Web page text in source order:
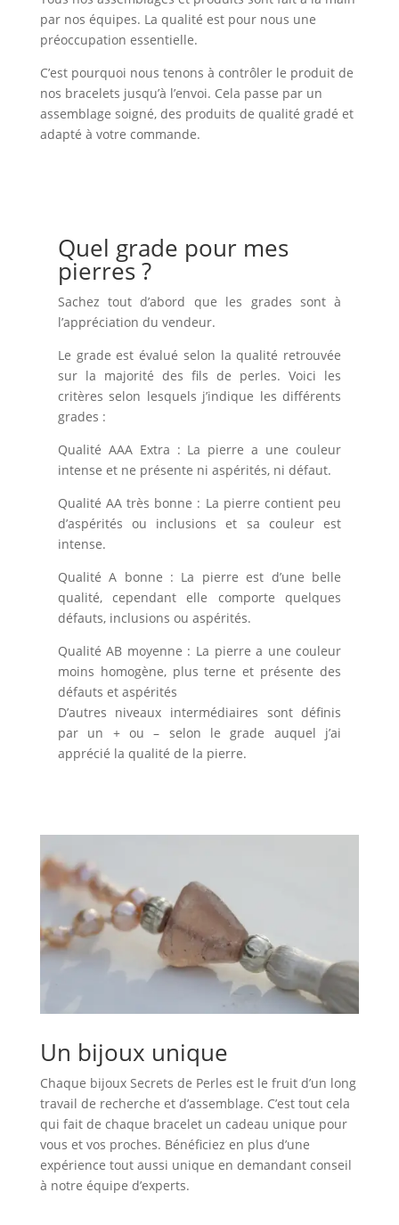
par nos équipes. La qualité est pour nous une
préoccupation essentielle.
C’est pourquoi nous tenons à contrôler le produit de
nos bracelets jusqu’à l’envoi. Cela passe par un
assemblage soigné, des produits de qualité gradé et
adapté à votre commande.
Quel grade pour mes
pierres ?
Sachez tout d’abord que les grades sont à
l’appréciation du vendeur.
Le grade est évalué selon la qualité retrouvée
sur la majorité des fils de perles. Voici les
critères selon lesquels j’indique les différents
grades :
Qualité AAA Extra : La pierre a une couleur
intense et ne présente ni aspérités, ni défaut.
Qualité AA très bonne : La pierre contient peu
d’aspérités ou inclusions et sa couleur est
intense.
Qualité A bonne : La pierre est d’une belle
qualité, cependant elle comporte quelques
défauts, inclusions ou aspérités.
Qualité AB moyenne : La pierre a une couleur
moins homogène, plus terne et présente des
défauts et aspérités
D’autres niveaux intermédiaires sont définis
par un + ou – selon le grade auquel j’ai
apprécié la qualité de la pierre.
Un bijoux unique
Chaque bijoux Secrets de Perles est le fruit d’un long
travail de recherche et d’assemblage. C’est tout cela
qui fait de chaque bracelet un cadeau unique pour
vous et vos proches. Bénéficiez en plus d’une
expérience tout aussi unique en demandant conseil
à notre équipe d’experts.